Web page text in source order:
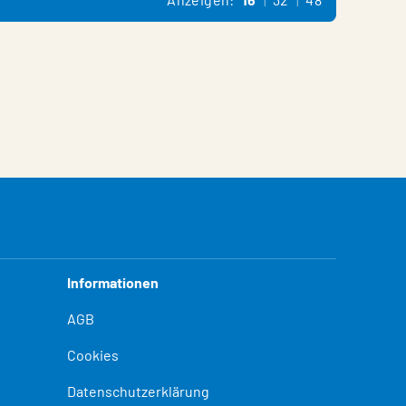
Informationen
AGB
Cookies
Datenschutzerklärung